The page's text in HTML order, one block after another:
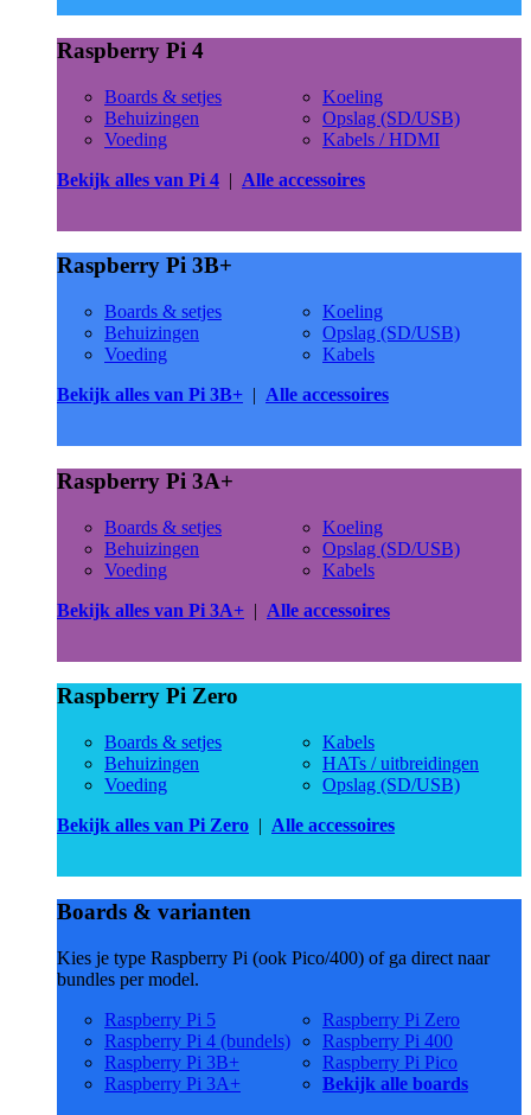
Raspberry Pi 4
Boards & setjes
Behuizingen
Voeding
Koeling
Opslag (SD/USB)
Kabels / HDMI
Bekijk alles van Pi 4 | Alle accessoires
Raspberry Pi 3B+
Boards & setjes
Behuizingen
Voeding
Koeling
Opslag (SD/USB)
Kabels
Bekijk alles van Pi 3B+ | Alle accessoires
Raspberry Pi 3A+
Boards & setjes
Behuizingen
Voeding
Koeling
Opslag (SD/USB)
Kabels
Bekijk alles van Pi 3A+ | Alle accessoires
Raspberry Pi Zero
Boards & setjes
Behuizingen
Voeding
Kabels
HATs / uitbreidingen
Opslag (SD/USB)
Bekijk alles van Pi Zero | Alle accessoires
Boards & varianten
Kies je type Raspberry Pi (ook Pico/400) of ga direct naar
bundles per model.
Raspberry Pi 5
Raspberry Pi 4 (bundels)
Raspberry Pi 3B+
Raspberry Pi 3A+
Raspberry Pi Zero
Raspberry Pi 400
Raspberry Pi Pico
Bekijk alle boards